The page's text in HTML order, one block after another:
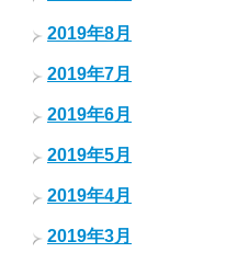
2019年8月
2019年7月
2019年6月
2019年5月
2019年4月
2019年3月